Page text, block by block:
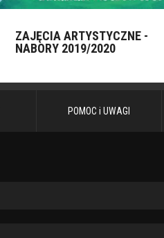
ZAJĘCIA ARTYSTYCZNE -
NABORY 2019/2020
POMOC i UWAGI